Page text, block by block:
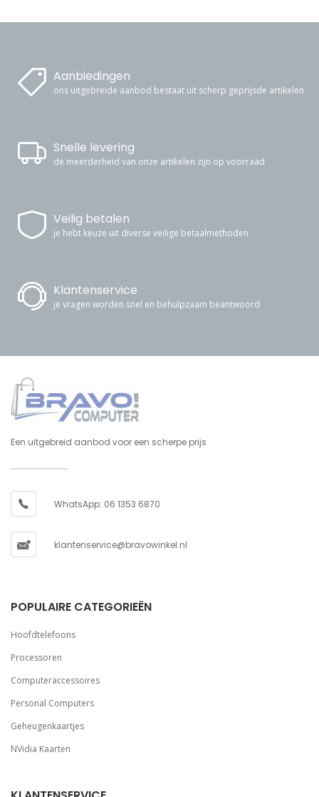
Aanbiedingen
ons uitgebreide aanbod bestaat uit scherp geprijsde artikelen
Snelle levering
de meerderheid van onze artikelen zijn op voorraad
Veilig betalen
je hebt keuze uit diverse veilige betaalmethoden
Klantenservice
je vragen worden snel en behulpzaam beantwoord
Een uitgebreid aanbod voor een scherpe prijs
WhatsApp: 06 1353 6870
klantenservice@bravowinkel.nl
POPULAIRE CATEGORIEËN
Hoofdtelefoons
Processoren
Computeraccessoires
Personal Computers
Geheugenkaartjes
NVidia Kaarten